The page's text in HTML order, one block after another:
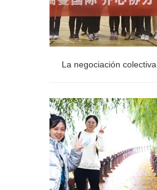
La negociación colectiva
La negociación colectiva